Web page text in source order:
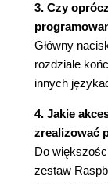
Listy
Rozdział 5.
Moduły
3. Czy
Główny
rozdziale
innych
4. Jakie
zrealizować
Do
zestaw